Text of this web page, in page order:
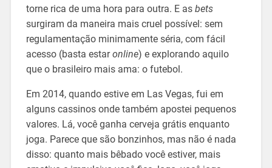
torne rica de uma hora para outra. E as bets
surgiram da maneira mais cruel possível: sem
regulamentação minimamente séria, com fácil
acesso (basta estaronline) e explorando aquilo
que o brasileiro mais ama: o futebol.
Em 2014, quando estive em Las Vegas, fui em
alguns cassinos onde também apostei pequenos
valores. Lá, você ganha cerveja grátis enquanto
joga. Parece que são bonzinhos, mas não é nada
disso: quanto mais bêbado você estiver, mais